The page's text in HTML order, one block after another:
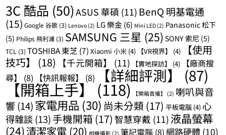
3C 酷品 (50)ASUS 華碩 (11) BenQ 明基電通
(15) Google 谷歌 (3) Lenovo (2) LG 樂金(6) Mini LED (2) Panasonic 松下
(5) Philips 飛利浦 (3) SAMSUNG 三星 (25) SONY 索尼 (5)
TCL (3) TOSHIBA 東芝 (7) Xiaomi 小米 (4) 【VR視界】 (4)
【使用
技巧】
(18) 【千元開箱】 (11) 【實地探訪】 (4)
【廠商搜
尋】
(8) 【快訊報報】 (8) 【詳細評測】 (87)
【開箱上手】(118) 【開箱首播】 (2) 喇叭與音
響 (14)家電用品 (30) 尚未分類 (17) 平板電腦 (4) 心
得雜談 (13)手機開箱 (17) 智慧穿戴 (11) 液晶螢幕
(24)清潔家電 (20) 相機攝影 (2) 筆記電腦 (8)網路硬體 (10)